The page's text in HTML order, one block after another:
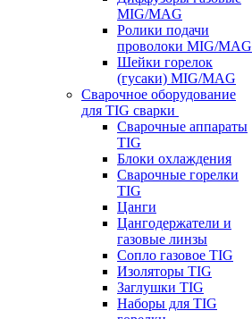
MIG/MAG
Ролики подачи
проволоки MIG/MAG
Шейки горелок
(гусаки) MIG/MAG
Сварочное оборудование
для TIG сварки
Сварочные аппараты
TIG
Блоки охлаждения
Сварочные горелки
TIG
Цанги
Цангодержатели и
газовые линзы
Сопло газовое TIG
Изоляторы TIG
Заглушки TIG
Наборы для TIG